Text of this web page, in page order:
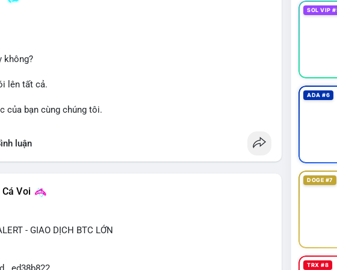
thể xảy ra.
nhỏ lẻ: Quan sát dòng tiền vào/ra các sàn lớn trong 24-48 giờ tới.
nên sử dụng đòn bẩy cao trong thời điểm này.
#tichluydaihan
không?
lên tất cả.
của bạn cùng chúng tôi.
luận
Voi
- GIAO DỊCH BTC LỚN
SOL VIP
ADA #6
DOGE #7
TRX #8